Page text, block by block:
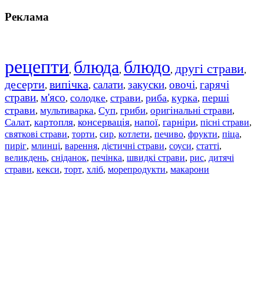
Реклама
рецепти, блюда, блюдо, другі страви,
десерти, випічка, салати, закуски, овочі, гарячі
страви, м'ясо, солодке, страви, риба, курка, перші
страви, мультиварка, Суп, гриби, оригінальні страви,
Салат, картопля, консервація, напої, гарніри, пісні страви,
святкові страви, торти, сир, котлети, печиво, фрукти, піца,
пиріг, млинці, варення, дієтичні страви, соуси, статті,
великдень, сніданок, печінка, швидкі страви, рис, дитячі
страви, кекси, торт, хліб, морепродукти, макарони